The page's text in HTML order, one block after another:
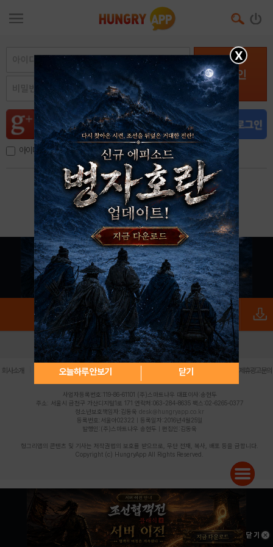
로그인
아이디, 이메일 저장
아이디 / 비밀번호 찾기 회원가입
X
오늘하루 안보기 닫기
로그인 PC버전 전체앱
회사소개 | 개인정보 처리방침 불법촬영물 신고센터 제휴광고문의
사업자등록번호:119-86-61101 (주)스마트나우 대표이사:송현두
주소: 서울시 금천구 가산디지털1로 171 연락처:063-284-8635 팩스:02-6265-0377
청소년보호책임자:김동욱 desk@hungryapp.co.kr
등록번호:서울아02322 | 등록일자:2016년4월25일
발행인:(주)스마트나우 송현두 | 편집인:김동욱
헝그리앱의 콘텐츠 및 기사는 저작권법의 보호를 받으므로, 무단 전재, 복사, 배포 등을 금합니다.
Copyright (c) HungryApp All Rights Reserved.